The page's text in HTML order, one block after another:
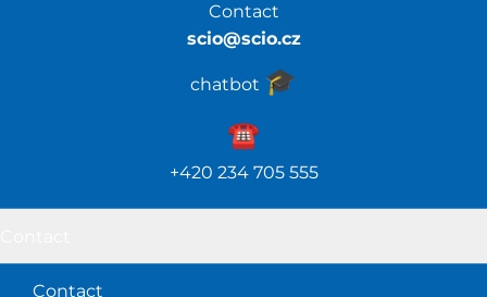
Contact
scio@scio.cz
chatbot 🎓️
☎️️
+420 234 705 555
Contact